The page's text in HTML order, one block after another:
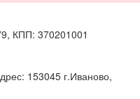
КПП: 370201001
153045 г.Иваново,